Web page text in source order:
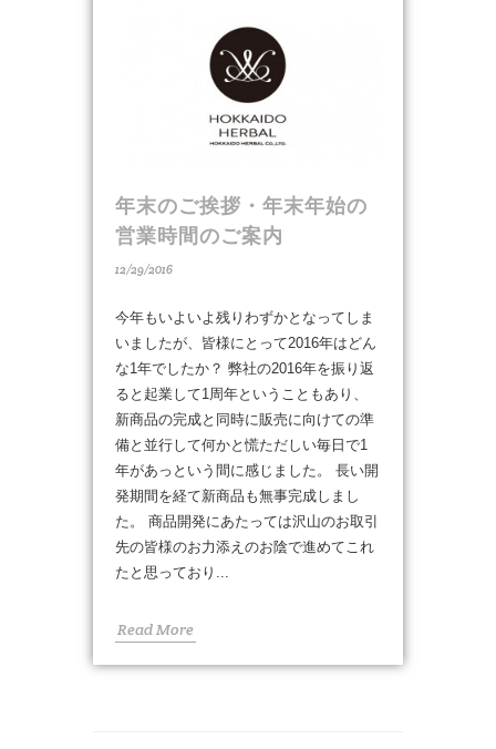
年末のご挨拶・年末年始の
営業時間のご案内
12/29/2016
今年もいよいよ残りわずかとなってしま
いましたが、皆様にとって2016年はどん
な1年でしたか？ 弊社の2016年を振り返
ると起業して1周年ということもあり、
新商品の完成と同時に販売に向けての準
備と並行して何かと慌ただしい毎日で1
年があっという間に感じました。 長い開
発期間を経て新商品も無事完成しまし
た。 商品開発にあたっては沢山のお取引
先の皆様のお力添えのお陰で進めてこれ
たと思っており...
Read More